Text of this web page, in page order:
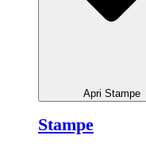
Apri Stampe
Stampe